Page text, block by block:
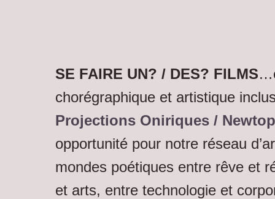
SE FAIRE UN? / DES? FILMS
chorégraphique et artistique
Projections Oniriques /
opportunité pour notre réseau
mondes poétiques entre rêve et
et arts, entre technologie et